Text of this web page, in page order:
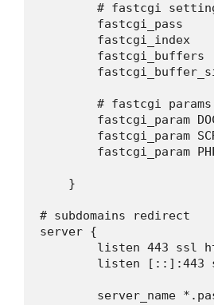
# fastcgi
        fastcgi_pass			unix:/var/run/php/php7.2-fpm.sock;
        fastcgi_index			index.php;
        fastcgi_buffers			8 16k;
fastcgi_buffer_size
        # fastcgi params
fastcgi_param DOCUMENT_ROOT
fastcgi_param SCRIPT_FILENAME
fastcgi_param PHP_ADMIN_VALUE
    }
# subdomains redirect
server {
listen 443 ssl
listen [::]:443
server_name